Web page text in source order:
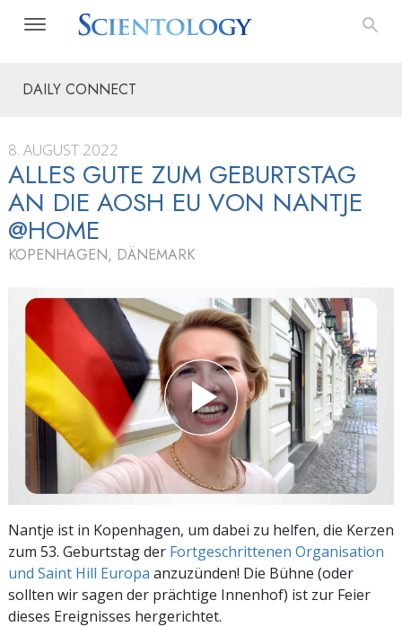
DAILY CONNECT
8. AUGUST 2022
ALLES GUTE ZUM GEBURTSTAG
AN DIE AOSH EU VON NANTJE
@HOME
KOPENHAGEN, DÄNEMARK
Nantje ist in Kopenhagen, um dabei zu helfen, die Kerzen
zum 53. Geburtstag der Fortgeschrittenen Organisation
und Saint Hill Europa anzuzünden! Die Bühne (oder
sollten wir sagen der prächtige Innenhof) ist zur Feier
dieses Ereignisses hergerichtet.